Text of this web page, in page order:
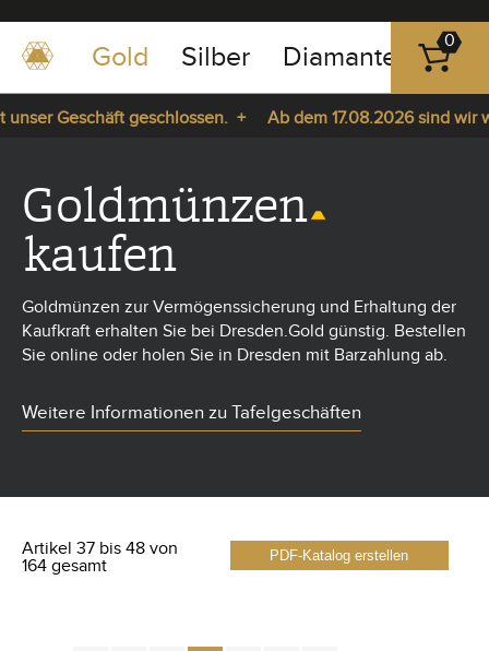
0351
-
43
Gold Silber Diamanten
0
Geschäft geschlossen. +
Ab dem 17.08.2026 sind wir
Goldmünzen
kaufen
Goldmünzen zur Vermögenssicherung und Erhaltung der
Kaufkraft erhalten Sie bei Dresden.Gold günstig. Bestellen
Sie online oder holen Sie in Dresden mit Barzahlung ab.
Weitere Informationen zu Tafelgeschäften
PDF-Katalog erstellen
Artikel 37 bis 48 von
164 gesamt